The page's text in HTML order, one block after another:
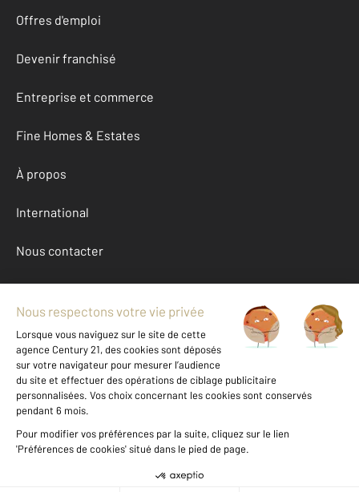
Offres d'emploi
Devenir franchisé
Entreprise et commerce
Fine Homes & Estates
À propos
International
Nous contacter
Mentions légales & CGU et Barèmes d'honoraires
Données personnelles
Gestionnaire des cookies
Achat appartement autour de HAGUENAU (67500)